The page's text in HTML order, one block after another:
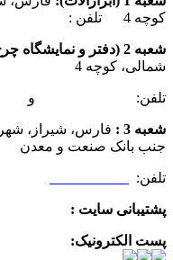
کوچه 4 تلفن :
شعبه 2 (دفتر و نمایشگاه چرخ) :
شمالی، کوچه 4
تلفن: و
شعبه 3 :
فارس، شیراز،
جنب بانک صنعت و معدن
تلفن:
پشتیبانی سایت :
پست الکترونیک: